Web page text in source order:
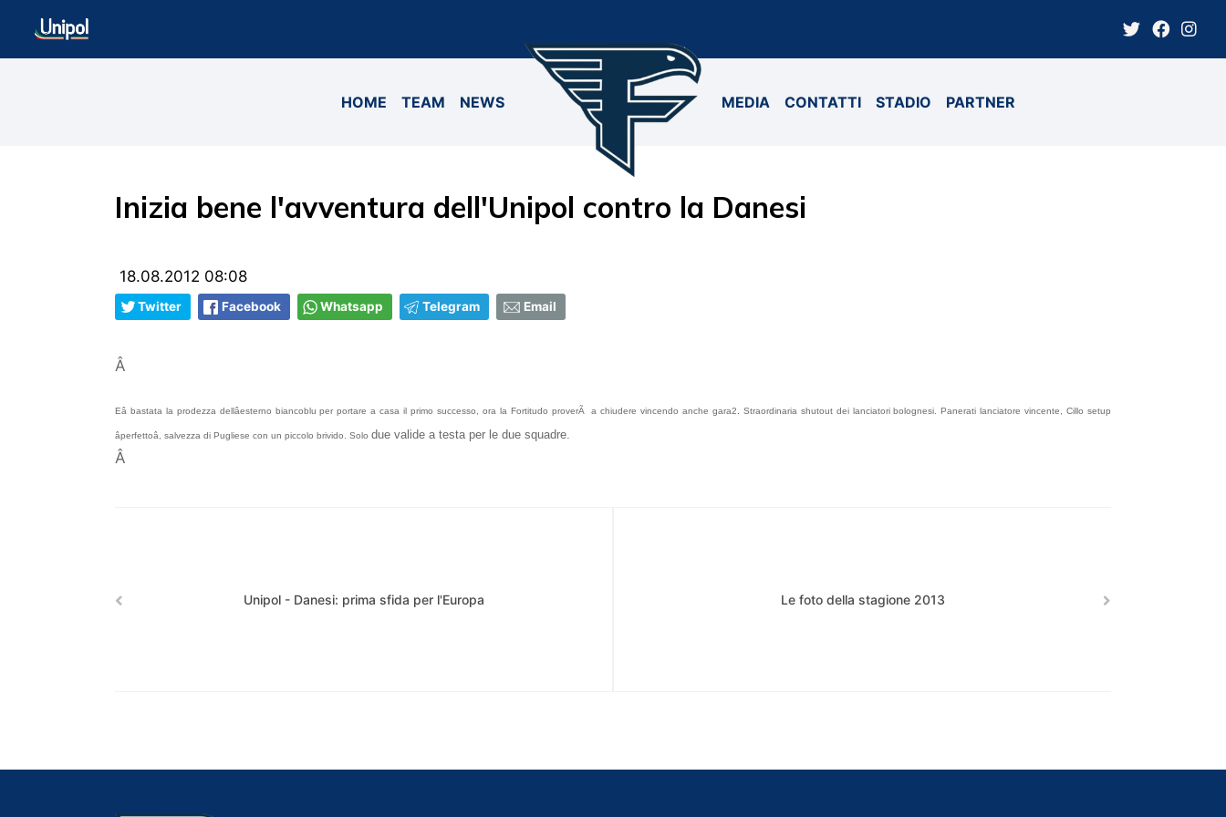
HOME TEAM NEWS MEDIA CONTATTI STADIO PARTNER
Inizia bene l'avventura dell'Unipol contro la Danesi
18.08.2012 08:08
Twitter Facebook Whatsapp Telegram Email
Â
Eâ bastata la prodezza dellâesterno biancoblu per portare a casa il primo successo, ora la Fortitudo proverÃ a chiudere vincendo anche gara2. Straordinaria shutout dei lanciatori bolognesi. Panerati lanciatore vincente, Cillo setup
âperfettoâ, salvezza di Pugliese con un piccolo brivido. Solo due valide a testa per le due squadre.
Â
Unipol - Danesi: prima sfida per l'Europa Le foto della stagione 2013